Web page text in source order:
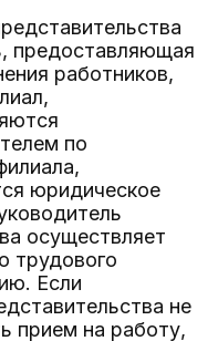
предоставляющая
работников,
по
юридическое
осуществляет
трудового
Если
не
прием на работу,